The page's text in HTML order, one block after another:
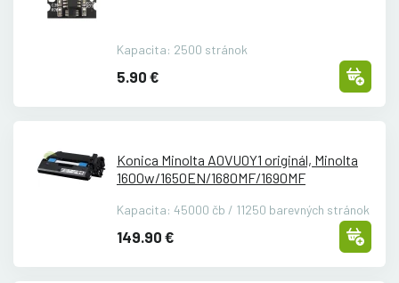
Kapacita: 2500 stránok
5.90 €
Konica Minolta A0VU0Y1 originál, Minolta
1600w/1650EN/1680MF/1690MF
Kapacita: 45000 čb / 11250 barevných stránok
149.90 €